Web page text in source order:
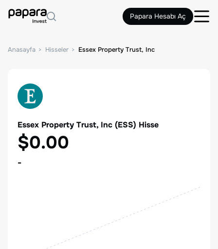
Papara Hesabı Aç
Anasayfa Hisseler Essex Property Trust, Inc
Essex Property Trust, Inc (ESS) Hisse
$0.00
-